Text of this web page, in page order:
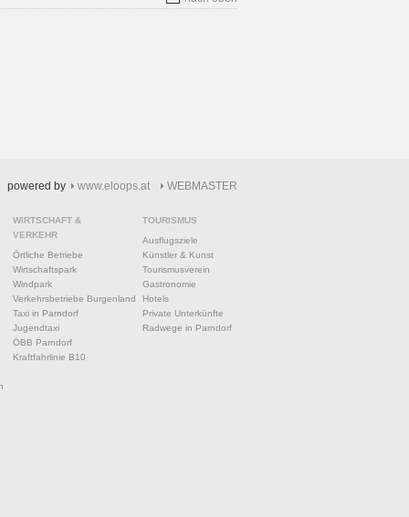
powered by www.eloops.at WEBMASTER
WIRTSCHAFT &
VERKEHR
Örtliche Betriebe
Wirtschaftspark
Windpark
Verkehrsbetriebe Burgenland
Taxi in Parndorf
Jugendtaxi
ÖBB Parndorf
Kraftfahrlinie B10
TOURISMUS
Ausflugsziele
Künstler & Kunst
Tourismusverein
Gastronomie
Hotels
Private Unterkünfte
Radwege in Parndorf